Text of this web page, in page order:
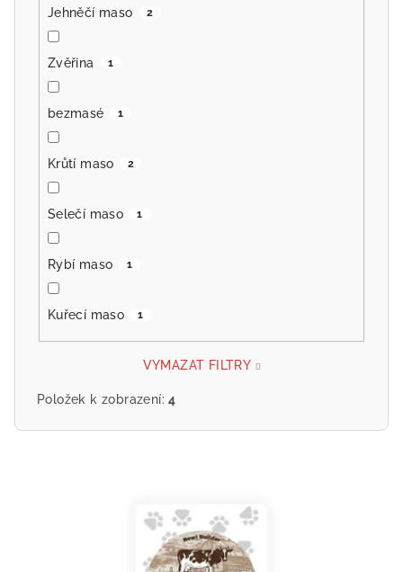
Jehněčí maso 2
Zvěřina 1
bezmasé 1
Krůtí maso 2
Selečí maso 1
Rybí maso 1
Kuřecí maso 1
VYMAZAT FILTRY
Položek k zobrazení:4